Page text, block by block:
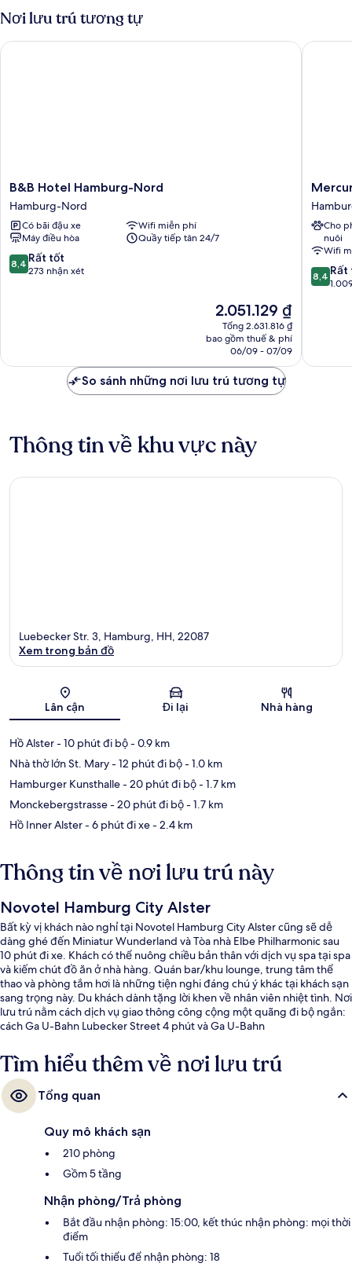
và
sofa
Superior,
giường
Nơi lưu trú tương tự
B&B
Hotel
Hamburg-
Nord
Hamburg-
Nord
B&B Hotel Hamburg-Nord
Hamburg-Nord
Có bãi đậu xe
Wifi miễn phí
Máy điều hòa
Quầy tiếp tân 24/7
8.4
trên
8,4 Rất tốt
273 nhận xét
Giá
hiện
tại
2.051.129 ₫
2.051.129 ₫
Tổng 2.631.816 ₫
bao gồm thuế & phí
06/09 - 07/09
B&B Hotel Hamburg-Nord
Mercure
Hotel
City
Mitte
Cho
nuôi
Wifi
8.4
trên
xét
8,4 Rất
So sánh những nơi lưu trú tương tự
Thông tin về khu vực này
Bản đồ
Luebecker Str. 3, Hamburg, HH, 22087
Xem trong bản đồ
Lân cận Đi lại Nhà hàng
Hồ Alster- 10 phút đi bộ- 0.9 km
Nhà thờ lớn St. Mary- 12 phút đi bộ- 1.0 km
Hamburger Kunsthalle- 20 phút đi bộ- 1.7 km
Monckebergstrasse- 20 phút đi bộ- 1.7 km
Hồ Inner Alster- 6 phút đi xe- 2.4 km
Thông tin về nơi lưu trú này
Novotel Hamburg City Alster
Bất kỳ vị khách nào nghỉ tại Novotel Hamburg City Alster cũng sẽ dễ
dàng ghé đến Miniatur Wunderland và Tòa nhà Elbe Philharmonic sau
10 phút đi xe. Khách có thể nuông chiều bản thân với dịch vụ spa tại spa
và kiếm chút đồ ăn ở nhà hàng. Quán bar/khu lounge, trung tâm thể
thao và phòng tắm hơi là những tiện nghi đáng chú ý khác tại khách sạn
sang trọng này. Du khách dành tặng lời khen về nhân viên nhiệt tình. Nơi
lưu trú nằm cách dịch vụ giao thông công cộng một quãng đi bộ ngắn:
cách Ga U-Bahn Lubecker Street 4 phút và Ga U-Bahn
Tìm hiểu thêm về nơi lưu trú
Tổng quan
Quy mô khách sạn
210 phòng
Gồm 5 tầng
Nhận phòng/Trả phòng
Bắt đầu nhận phòng: 15:00, kết thúc nhận phòng: mọi thời
điểm
Tuổi tối thiểu để nhận phòng: 18